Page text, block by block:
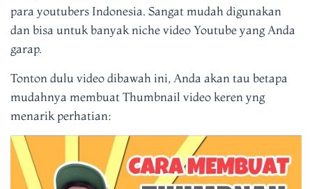
para youtubers Indonesia. Sangat mudah digunakan
dan bisa untuk banyak niche video Youtube yang Anda
garap.
Tonton dulu video dibawah ini, Anda akan tau betapa
mudahnya membuat Thumbnail video keren yng
menarik perhatian: